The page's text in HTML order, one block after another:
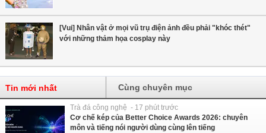
[Vui] Nhân vật ở mọi vũ trụ điện ảnh đều phải "khóc thét"
với những thảm họa cosplay này
Tin mới nhất Cùng chuyên mục
Trà đá công nghệ - 17 phút trước
Cơ chế kép của Better Choice Awards 2026: chuyên
môn và tiếng nói người dùng cùng lên tiếng